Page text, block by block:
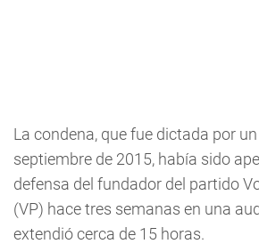
La condena, que fue dictada por
septiembre de 2015, había sido
defensa del fundador del partido
(VP) hace tres semanas en una
extendió cerca de 15 horas.